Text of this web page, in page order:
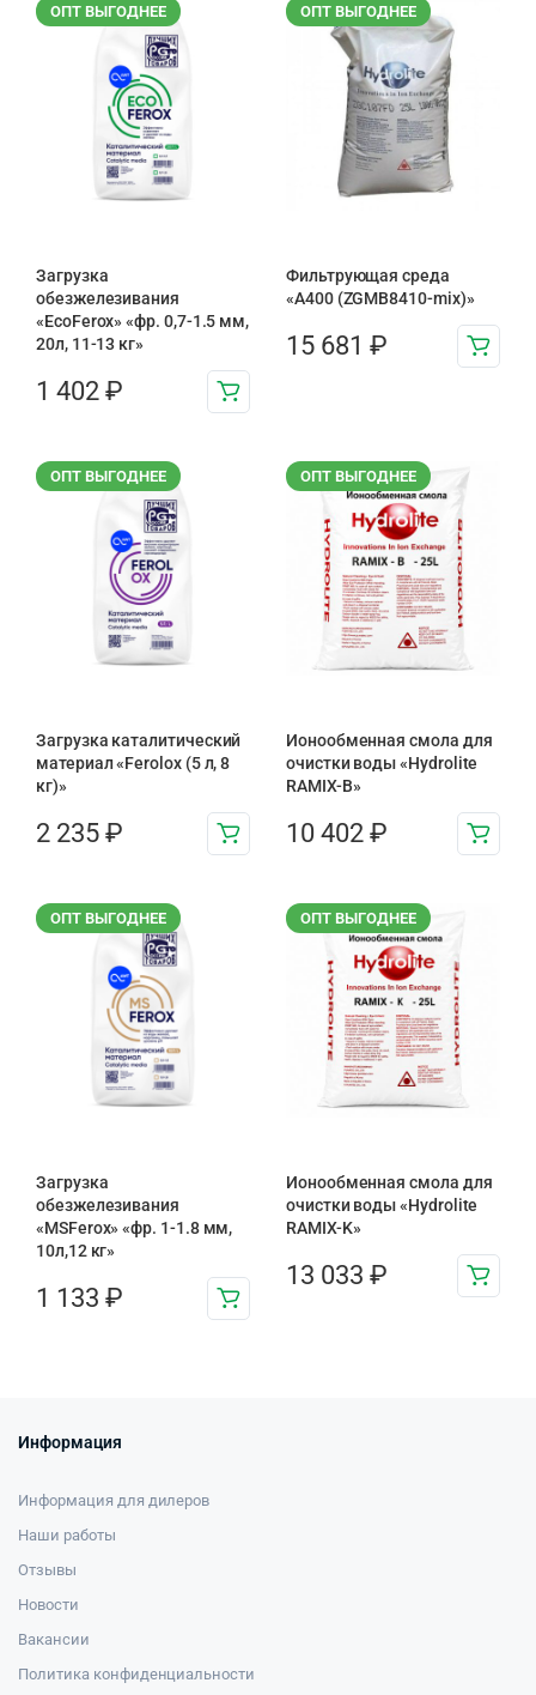
ОПТ ВЫГОДНЕЕ
Загрузка
обезжелезивания
«EcoFerox» «фр. 0,7-1.5 мм,
20л, 11-13 кг»
1 402 ₽
ОПТ ВЫГОДНЕЕ
Фильтрующая среда
«A400 (ZGMB8410-mix)»
15 681 ₽
ОПТ ВЫГОДНЕЕ
Загрузка каталитический
материал «Ferolox (5 л, 8
кг)»
2 235 ₽
ОПТ ВЫГОДНЕЕ
Ионообменная смола для
очистки воды «Hydrolite
RAMIX-B»
10 402 ₽
ОПТ ВЫГОДНЕЕ
Загрузка
обезжелезивания
«MSFerox» «фр. 1-1.8 мм,
10л,12 кг»
1 133 ₽
ОПТ ВЫГОДНЕЕ
Ионообменная смола для
очистки воды «Hydrolite
RAMIX-K»
13 033 ₽
Информация
Информация для дилеров
Наши работы
Отзывы
Новости
Вакансии
Политика конфиденциальности